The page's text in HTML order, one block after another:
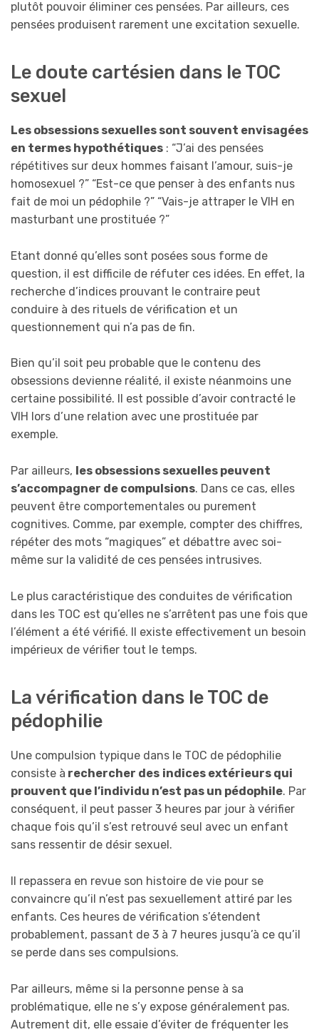
plutôt pouvoir éliminer ces pensées. Par ailleurs, ces
pensées produisent rarement une excitation sexuelle.
Le doute cartésien dans le TOC
sexuel
Les obsessions sexuelles sont souvent envisagées
en termes hypothétiques : “J’ai des pensées
répétitives sur deux hommes faisant l’amour, suis-je
homosexuel ?” “Est-ce que penser à des enfants nus
fait de moi un pédophile ?” “Vais-je attraper le VIH en
masturbant une prostituée ?”
Etant donné qu’elles sont posées sous forme de
question, il est difficile de réfuter ces idées. En effet, la
recherche d’indices prouvant le contraire peut
conduire à des rituels de vérification et un
questionnement qui n’a pas de fin.
Bien qu’il soit peu probable que le contenu des
obsessions devienne réalité, il existe néanmoins une
certaine possibilité. Il est possible d’avoir contracté le
VIH lors d’une relation avec une prostituée par
exemple.
Par ailleurs, les obsessions sexuelles peuvent
s’accompagner de compulsions. Dans ce cas, elles
peuvent être comportementales ou purement
cognitives. Comme, par exemple, compter des chiffres,
répéter des mots “magiques” et débattre avec soi-
même sur la validité de ces pensées intrusives.
Le plus caractéristique des conduites de vérification
dans les TOC est qu’elles ne s’arrêtent pas une fois que
l’élément a été vérifié. Il existe effectivement un besoin
impérieux de vérifier tout le temps.
La vérification dans le TOC de
pédophilie
Une compulsion typique dans le TOC de pédophilie
consiste à rechercher des indices extérieurs qui
prouvent que l’individu n’est pas un pédophile. Par
conséquent, il peut passer 3 heures par jour à vérifier
chaque fois qu’il s’est retrouvé seul avec un enfant
sans ressentir de désir sexuel.
Il repassera en revue son histoire de vie pour se
convaincre qu’il n’est pas sexuellement attiré par les
enfants. Ces heures de vérification s’étendent
probablement, passant de 3 à 7 heures jusqu’à ce qu’il
se perde dans ses compulsions.
Par ailleurs, même si la personne pense à sa
problématique, elle ne s’y expose généralement pas.
Autrement dit, elle essaie d’éviter de fréquenter les